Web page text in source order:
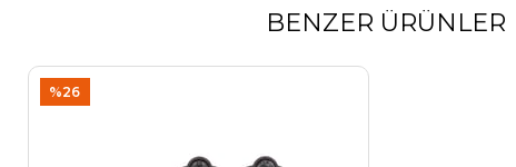
BENZER ÜRÜNLER
%26